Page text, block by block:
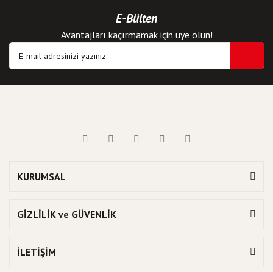
E-Bülten
Avantajları kaçırmamak için üye olun!
KURUMSAL
GİZLİLİK ve GÜVENLİK
İLETİŞİM